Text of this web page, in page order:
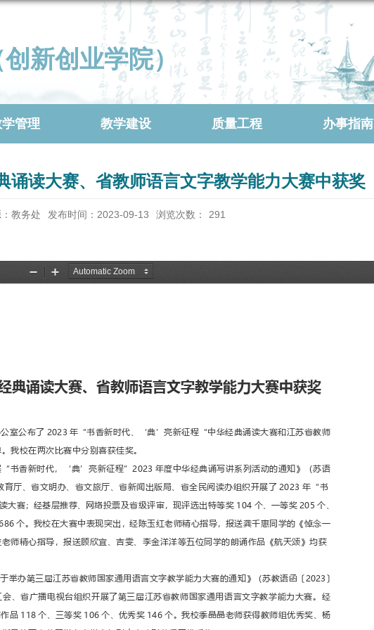
新创业学院）
管理 教学建设 质量工程 办事指南
诵读大赛、省教师语言文字教学能力大赛中获奖
教务处 发布时间：2023-09-13 浏览次数： 291